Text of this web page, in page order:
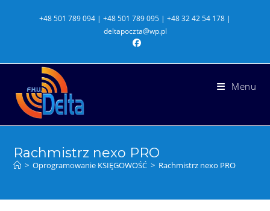
+48 501 789 094 | +48 501 789 095 | +48 32 42 54 178 |
deltapoczta@wp.pl
Menu
Rachmistrz nexo PRO
> Oprogramowanie KSIĘGOWOŚĆ > Rachmistrz nexo PRO